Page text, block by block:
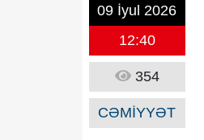
09 İyul 2026
12:40
354
CƏMİYYƏT